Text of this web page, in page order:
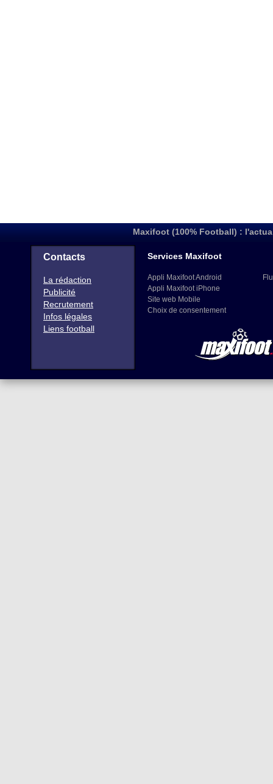
Maxifoot (100% Football) :
Contacts
La rédaction
Publicité
Recrutement
Infos légales
Liens football
Services Maxifoot
Appli Maxifoot Android
Appli Maxifoot iPhone
Site web Mobile
Choix de consentement